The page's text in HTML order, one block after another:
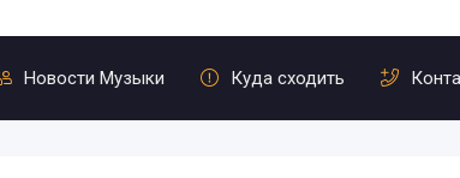
Новости Музыки Куда сходить